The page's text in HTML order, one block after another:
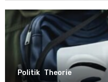
Politik Theorie